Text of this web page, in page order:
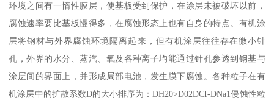
环境之间有一惰性膜层，使基板受到保护，在涂层未被破坏以前，
腐蚀速率要比基板慢得多，在腐蚀形态上也有自身的特点。有机涂
层将钢材与外界腐蚀环境隔离起来，但有机涂层往往存在微小针
孔，外界的水分、蒸汽、氧及各种离子均能通过针孔参透到钢基与
涂层间的界面上，并形成局部电池，发生膜下腐蚀。各种粒子在有
机涂层中的扩散系数D的大小排序为：DH20>D02DCI-DNa1侵蚀性粒